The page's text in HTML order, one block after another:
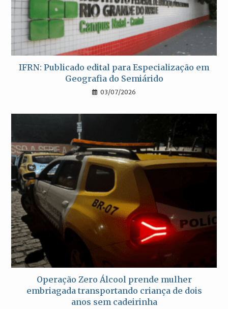
IFRN: Publicado edital para Especialização em
Geografia do Semiárido
03/07/2026
Operação Zero Álcool prende mulher
embriagada transportando criança de dois
anos sem cadeirinha